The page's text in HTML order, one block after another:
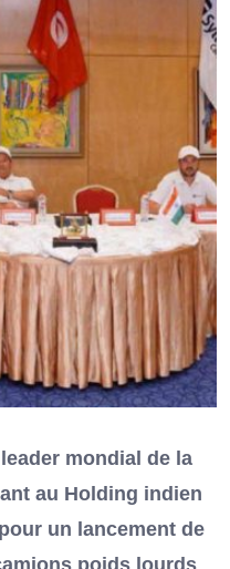
mondial de la
au Holding indien
un lancement de
poids lourds